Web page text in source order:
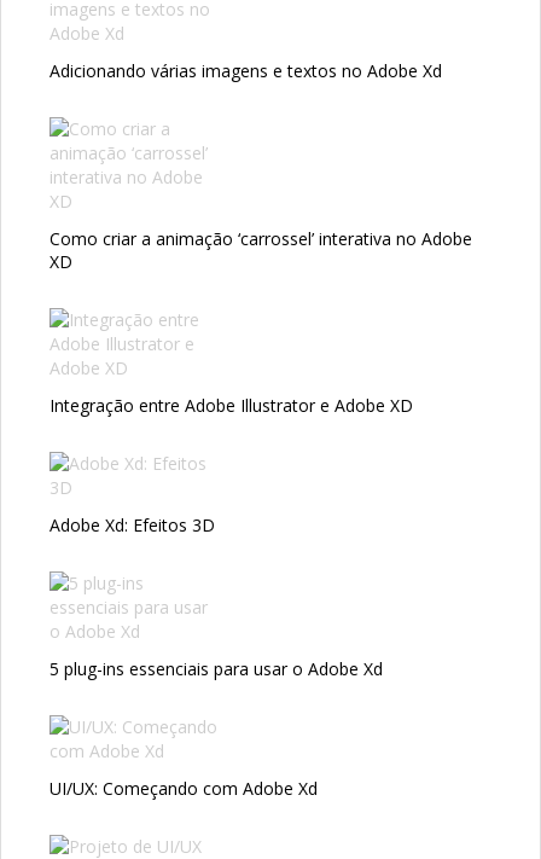
Adicionando várias imagens e textos no Adobe Xd
Como criar a animação ‘carrossel’ interativa no Adobe
XD
Integração entre Adobe Illustrator e Adobe XD
Adobe Xd: Efeitos 3D
5 plug-ins essenciais para usar o Adobe Xd
UI/UX: Começando com Adobe Xd